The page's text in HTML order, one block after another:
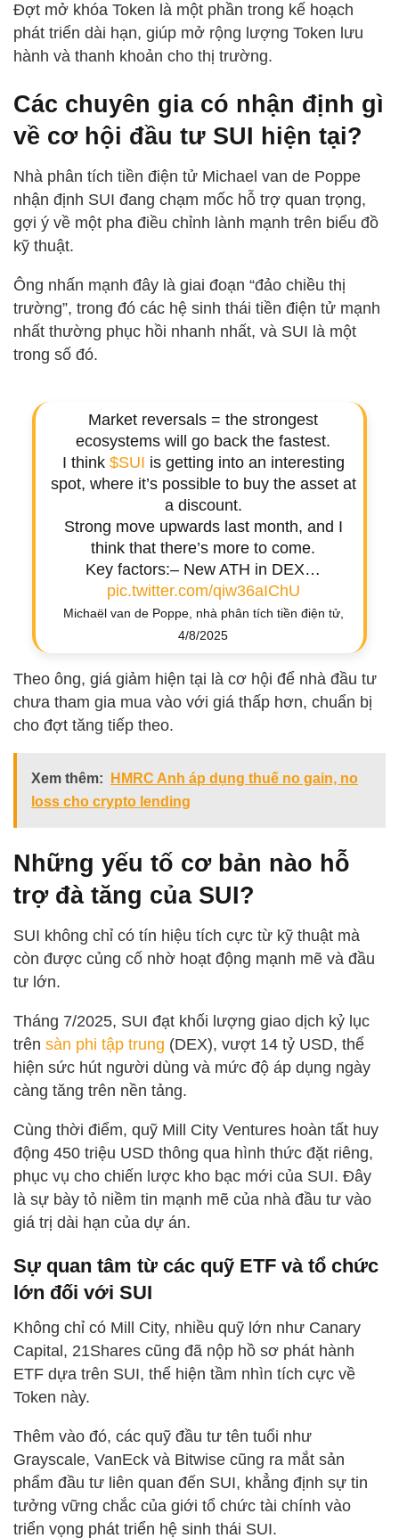
Đợt mở khóa Token là một phần trong kế hoạch
phát triển dài hạn, giúp mở rộng lượng Token lưu
hành và thanh khoản cho thị trường.
Các chuyên gia có nhận định gì
về cơ hội đầu tư SUI hiện tại?
Nhà phân tích tiền điện tử Michael van de Poppe
nhận định SUI đang chạm mốc hỗ trợ quan trọng,
gợi ý về một pha điều chỉnh lành mạnh trên biểu đồ
kỹ thuật.
Ông nhấn mạnh đây là giai đoạn “đảo chiều thị
trường”, trong đó các hệ sinh thái tiền điện tử mạnh
nhất thường phục hồi nhanh nhất, và SUI là một
trong số đó.
Market reversals = the strongest
ecosystems will go back the fastest.
I think $SUI is getting into an interesting
spot, where it’s possible to buy the asset at
a discount.
Strong move upwards last month, and I
think that there’s more to come.
Key factors:– New ATH in DEX…
pic.twitter.com/qiw36aIChU
Michaël van de Poppe, nhà phân tích tiền điện tử,
4/8/2025
Theo ông, giá giảm hiện tại là cơ hội để nhà đầu tư
chưa tham gia mua vào với giá thấp hơn, chuẩn bị
cho đợt tăng tiếp theo.
Xem thêm:
HMRC Anh áp dụng thuế no gain, no
loss cho crypto lending
Những yếu tố cơ bản nào hỗ
trợ đà tăng của SUI?
SUI không chỉ có tín hiệu tích cực từ kỹ thuật mà
còn được củng cố nhờ hoạt động mạnh mẽ và đầu
tư lớn.
Tháng 7/2025, SUI đạt khối lượng giao dịch kỷ lục
trên sàn phi tập trung (DEX), vượt 14 tỷ USD, thể
hiện sức hút người dùng và mức độ áp dụng ngày
càng tăng trên nền tảng.
Cùng thời điểm, quỹ Mill City Ventures hoàn tất huy
động 450 triệu USD thông qua hình thức đặt riêng,
phục vụ cho chiến lược kho bạc mới của SUI. Đây
là sự bày tỏ niềm tin mạnh mẽ của nhà đầu tư vào
giá trị dài hạn của dự án.
Sự quan tâm từ các quỹ ETF và tổ chức
lớn đối với SUI
Không chỉ có Mill City, nhiều quỹ lớn như Canary
Capital, 21Shares cũng đã nộp hồ sơ phát hành
ETF dựa trên SUI, thể hiện tầm nhìn tích cực về
Token này.
Thêm vào đó, các quỹ đầu tư tên tuổi như
Grayscale, VanEck và Bitwise cũng ra mắt sản
phẩm đầu tư liên quan đến SUI, khẳng định sự tin
tưởng vững chắc của giới tổ chức tài chính vào
triển vọng phát triển hệ sinh thái SUI.